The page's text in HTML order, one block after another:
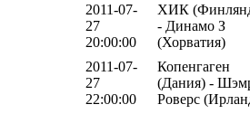
2011-07-
27
20:00:00
ХИК
- Динамо З
(Хорватия)
2011-07-
27
22:00:00
Копенгаген
(Дания) -
Роверс